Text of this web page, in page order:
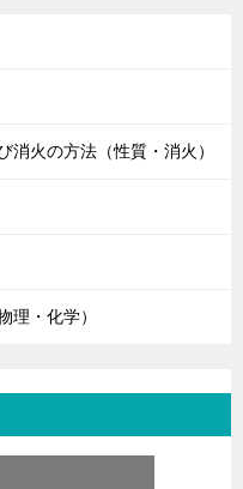
火の方法（性質・消火）
理・化学）